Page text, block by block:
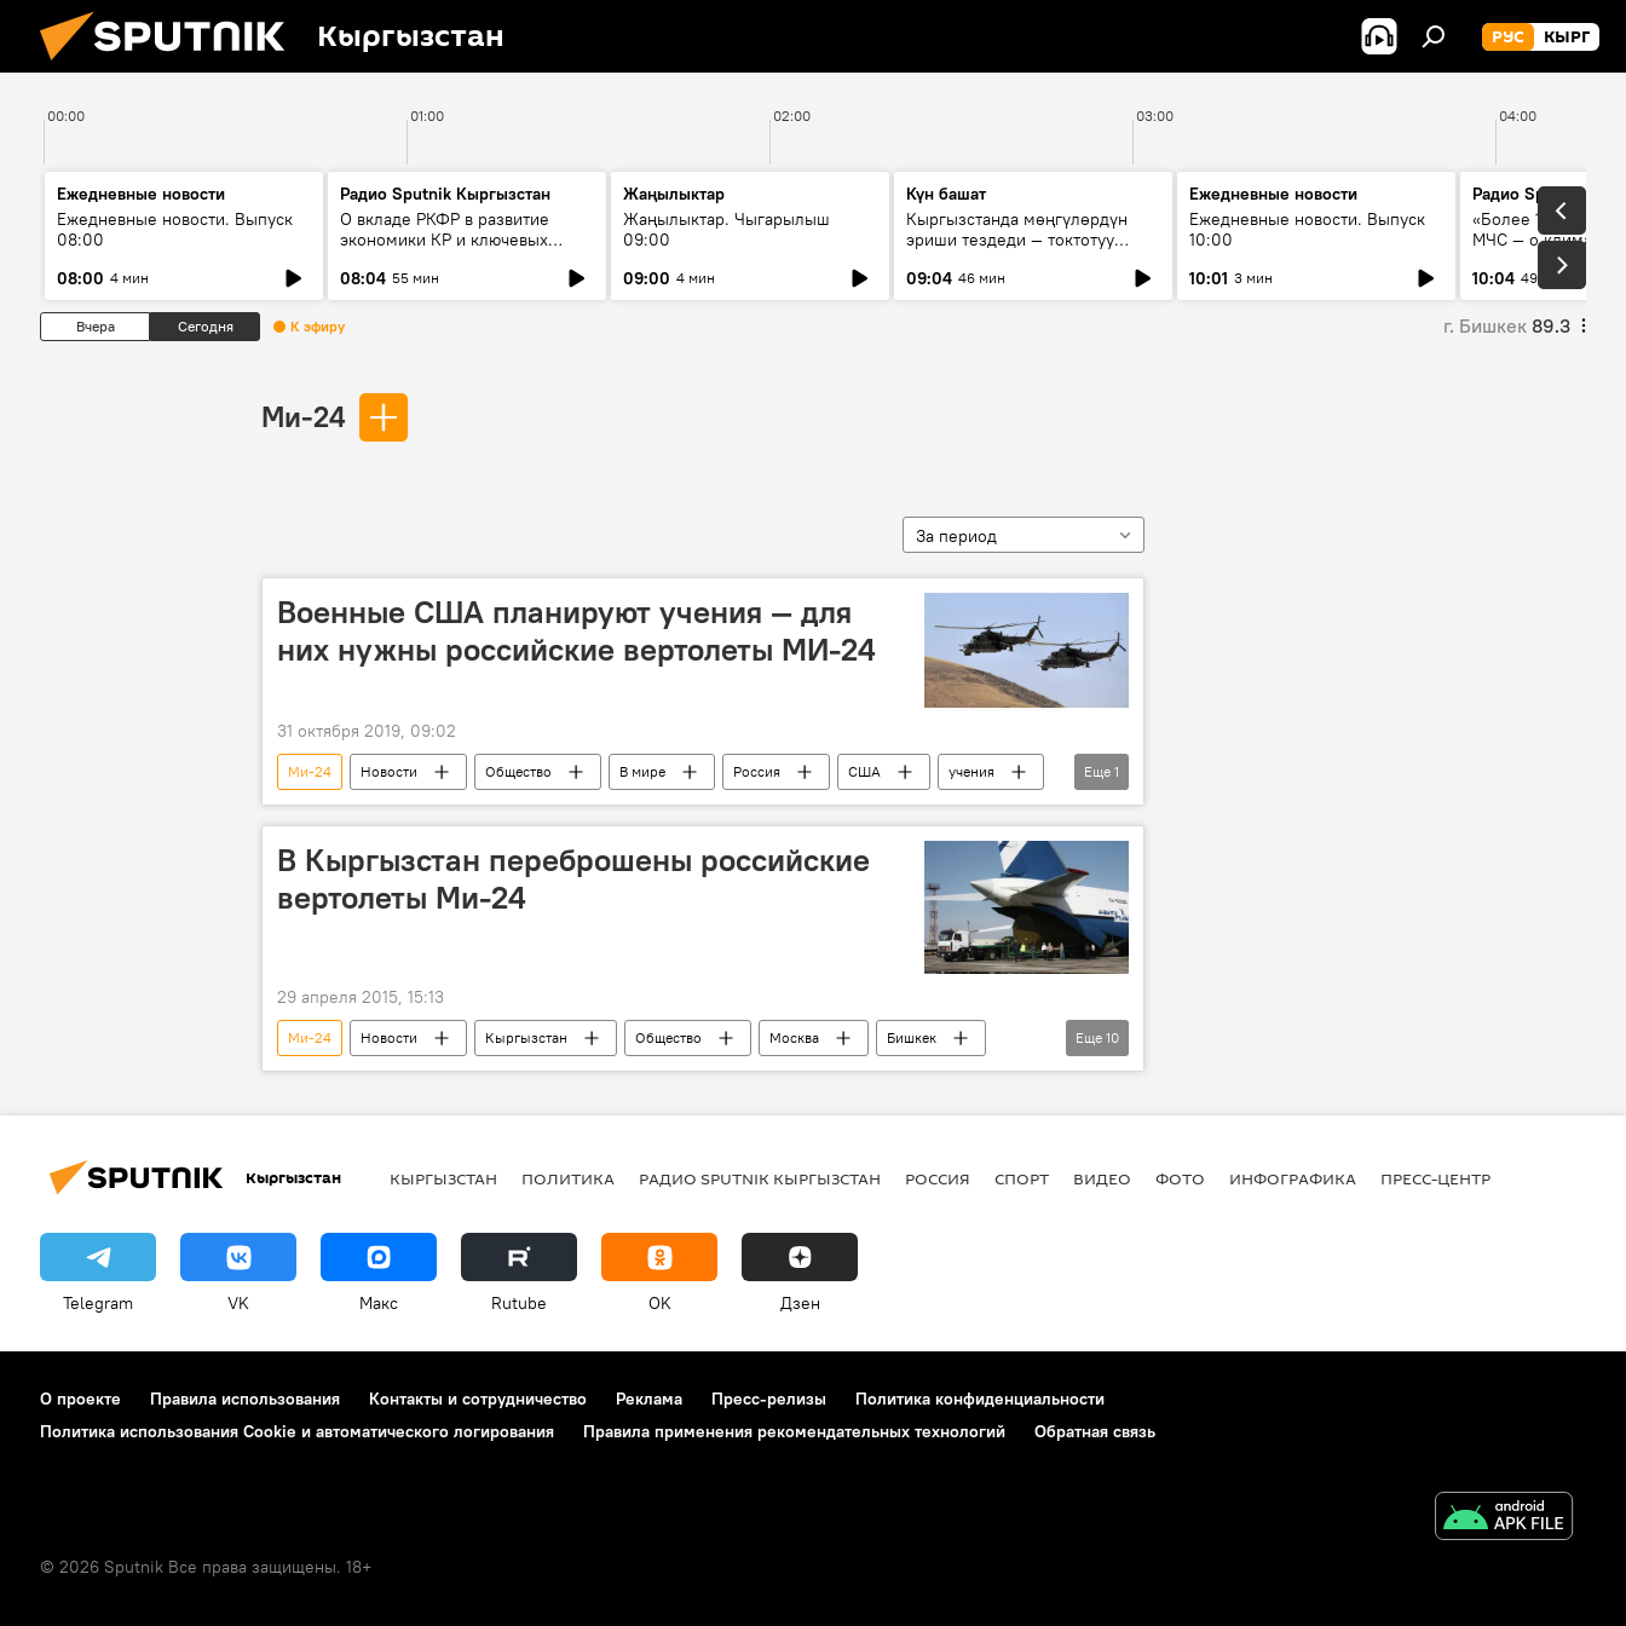
Кыргызстан РУС КЫРГ
00:00 01:00 02:00 03:00 04:00
Ежедневные новости
Ежедневные новости. Выпуск
08:00
08:00 4 мин
Радио Sputnik Кыргызстан
О вкладе РКФР в развитие
экономики КР и ключевых
08:04 55 мин
Жаңылыктар
Жаңылыктар. Чыгарылыш
09:00
09:00 4 мин
Күн башат
Кыргызстанда мөңгүлөрдүн
эриши тездеди — токтотуу
09:04 46 мин
Ежедневные новости
Ежедневные новости. Выпуск
10:00
10:01 3 мин
Радио Sputnik
«Более 1200 сёл в
МЧС — о климате,
системе
населения
10:04 49 мин
Вчера Сегодня К эфиру г. Бишкек 89.3
Ми-24
За период
Военные США планируют учения — для
них нужны российские вертолеты МИ-24
31 октября 2019, 09:02
Ми-24 Новости Общество В мире Россия США
учения
вертолет
Еще 1
В Кыргызстан переброшены российские
вертолеты Ми-24
29 апреля 2015, 15:13
Ми-24 Новости Кыргызстан Общество Москва
Бишкек
Кант
День Победы Су-25СМ Ми-8 Ан-124-100
самолет
Еще 10
Кыргызстан КЫРГЫЗСТАН ПОЛИТИКА РАДИО SPUTNIK КЫРГЫЗСТАН РОССИЯ СПОРТ ВИДЕО ФОТО ИНФОГРАФИКА ПРЕСС-ЦЕНТР
Telegram VK Макс Rutube OK Дзен
О проекте Правила использования Контакты и сотрудничество Реклама Пресс-релизы
Политика конфиденциальности
Политика использования Cookie и автоматического логирования
Правила применения рекомендательных технологий Обратная связь
© 2026 Sputnik Все права защищены. 18+